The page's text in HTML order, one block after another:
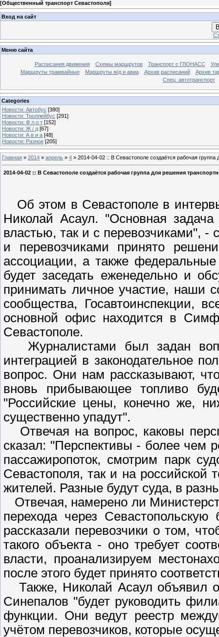
[Общественный транспорт Севастополя]
Вход на сайт
Меню сайта
Расписания движения Схемы маршрутов Транспорт с ГЛОНАСС
Маршруты трамвайные
Маршруты ж/д и авиа Архив расписаний
Архив
Спец. автотранспорт
Categories
Новости: Автобус [380]
Новости: Троллейбус [291]
Новости: Ф л о т [152]
Новости: Ж / д [67]
Новости: А в и а [48]
Новости: Разное [205]
Главная » 2014 » апрель » 4 » 2014-04-02 :: В Севастополе создаётся рабочая
2014-04-02 :: В Севастополе создаётся рабочая группа для решения
Об этом в Севастополе в
Николай Асаул. "Основная задача
властью, так и с перевозчиками", -
и перевозчиками принято
ассоциации, а также
будет заседать еженедельно и
принимать личное участие, наши
сообщества, Госавтоинспекции,
основной офис находится в
Севастополе.
Журналистами был задан
интеграцией в законодательное
вопрос. Они нам рассказывают,
вновь прибывающее топливо
"Российские цены, конечно же,
существенно упадут".
Отвечая на вопрос, каковы
сказал: "Перспективы - более чем
пассажиропоток, смотрим парк
Севастополя, так и на российской
жителей. Разные будут суда, в
Отвечая, намерено ли
перехода через
рассказали перевозчики о том,
такого объекта - оно требует
власти, проанализируем
после этого будет принято
Также, Николай Асаул объявил о
Синепалов "будет руководить
функции. Они ведут реестр
учётом перевозчиков, которые